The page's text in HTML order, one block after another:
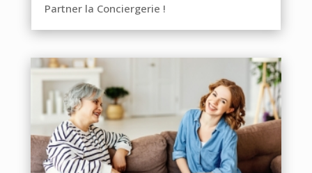
Partner la Conciergerie !